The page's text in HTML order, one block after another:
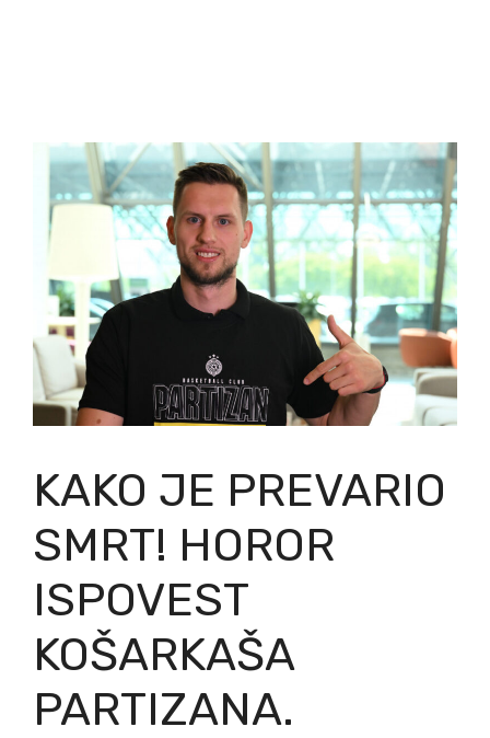
KAKO JE PREVARIO
SMRT! HOROR
ISPOVEST
KOŠARKAŠA
PARTIZANA.